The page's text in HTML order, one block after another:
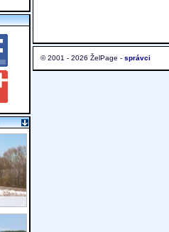
© 2001 - 2026 ŽelPage - správci